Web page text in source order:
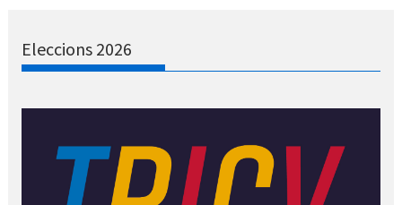
Eleccions 2026